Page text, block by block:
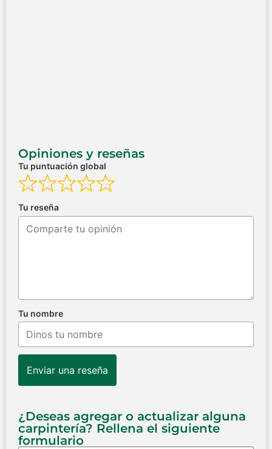
Opiniones y reseñas
Tu puntuación global
Tu reseña
Tu nombre
Enviar una reseña
¿Deseas agregar o actualizar alguna
carpintería? Rellena el siguiente
formulario